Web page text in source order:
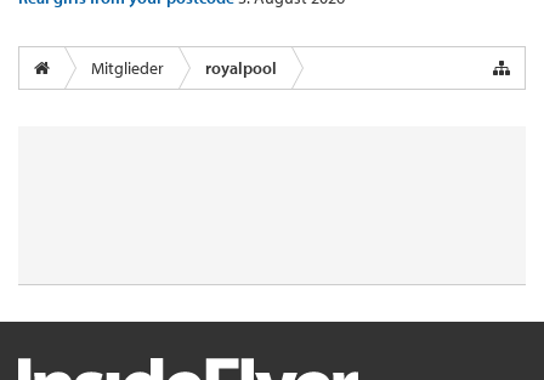
Mitglieder royalpool